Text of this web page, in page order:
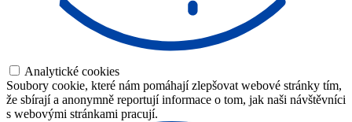
Analytické cookies
Soubory cookie, které nám pomáhají zlepšovat webové stránky tím,
že sbírají a anonymně reportují informace o tom, jak naši návštěvníci
s webovými stránkami pracují.